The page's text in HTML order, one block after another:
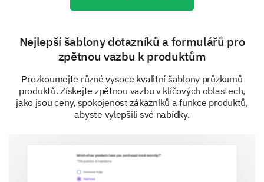
Jak pravděpodobné je, že koupíte náš produkt
Zvýšení Stejný
Pokles
Cenový bod 1
Cenový bod 3
Nejlepší šablony dotazníků a formulářů pro
zpětnou vazbu k produktům
Prozkoumejte různé vysoce kvalitní šablony průzkumů
produktů. Získejte zpětnou vazbu v klíčových oblastech,
jako jsou ceny, spokojenost zákazníků a funkce produktů,
abyste vylepšili své nabídky.